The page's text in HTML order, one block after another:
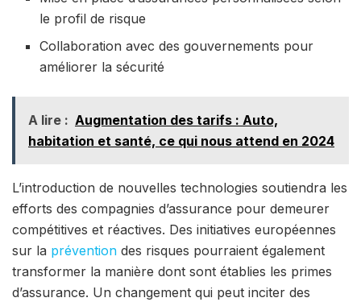
le profil de risque
Collaboration avec des gouvernements pour
améliorer la sécurité
A lire : Augmentation des tarifs : Auto,
habitation et santé, ce qui nous attend en 2024
L’introduction de nouvelles technologies soutiendra les
efforts des compagnies d’assurance pour demeurer
compétitives et réactives. Des initiatives européennes
sur la prévention des risques pourraient également
transformer la manière dont sont établies les primes
d’assurance. Un changement qui peut inciter des